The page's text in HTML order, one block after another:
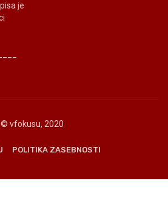
je
© vfokusu, 2020
POLITIKA ZASEBNOSTI